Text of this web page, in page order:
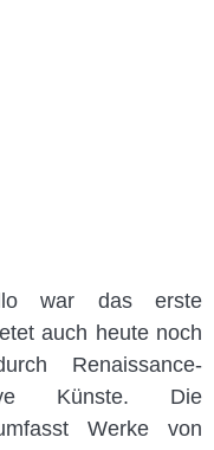
war das erste
auch heute noch
Renaissance-
Künste. Die
Werke von